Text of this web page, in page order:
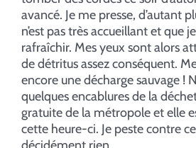
avancé. Je me presse, d’autant
n’est pas très accueillant et que
rafraîchir. Mes yeux sont alors
de détritus assez conséquent.
encore une décharge sauvage !
quelques encablures de la
gratuite de la métropole et elle
cette heure-ci. Je peste contre